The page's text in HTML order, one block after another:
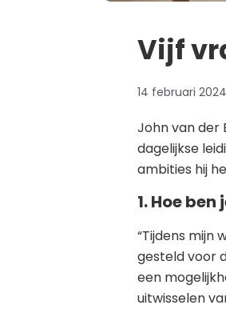
Vijf
14 februari 2024
John van der
dagelijkse
ambities hij
1. Hoe
“Tijdens mijn
gesteld voor
een
uitwisselen